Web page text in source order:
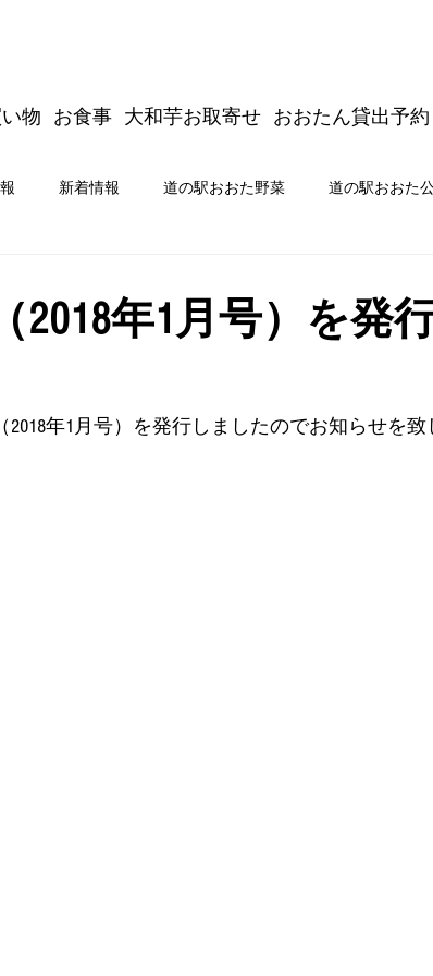
物 お食事 大和芋お取寄せ おおたん貸出予約
新着情報 道の駅おおた野菜 道の駅おおた
道
チン＆商品開発
2018年1月号）を発
年1月号）を発行しましたのでお知らせを致